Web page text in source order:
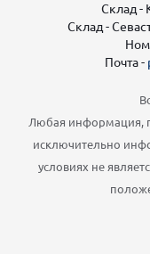
Склад -
Склад -
Почта -
Любая информация,
исключительно
условиях не